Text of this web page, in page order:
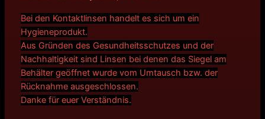
Bei den Kontaktlinsen handelt es sich um ein
Hygieneprodukt.
Aus Gründen des Gesundheitsschutzes und der
Nachhaltigkeit sind Linsen bei denen das Siegel am
Behälter geöffnet wurde vom Umtausch bzw. der
Rücknahme ausgeschlossen.
Danke für euer Verständnis.